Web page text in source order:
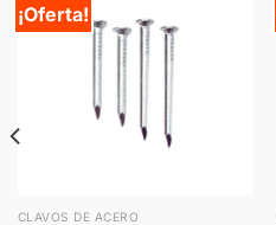
¡Oferta!
CLAVOS DE ACERO